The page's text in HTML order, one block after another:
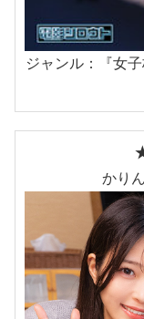
ジャンル：『女
かり